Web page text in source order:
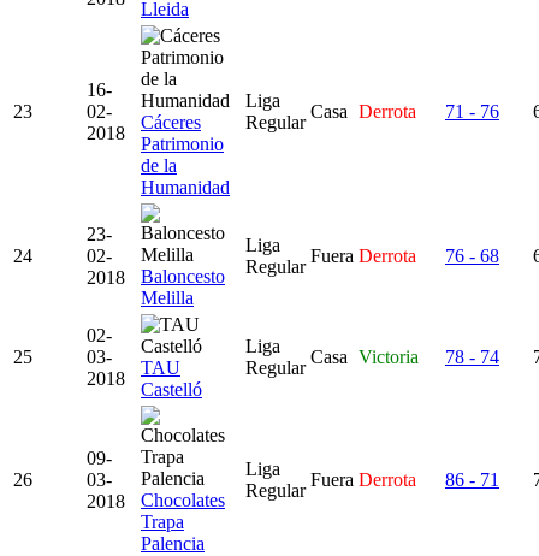
Lleida
23
16-
02-
2018
Cáceres
Patrimonio
de la
Humanidad
Liga
Regular
Casa Derrota 71 - 76
24
23-
02-
2018
Baloncesto
Melilla
Liga
Regular
Fuera Derrota 76 - 68
25
02-
03-
2018
TAU
Castelló
Liga
Regular
Casa Victoria 78 - 74
26
09-
03-
2018
Chocolates
Trapa
Palencia
Liga
Regular
Fuera Derrota 86 - 71